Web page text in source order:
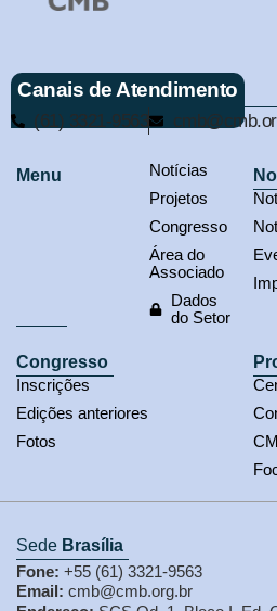
Canais de Atendimento
(61) 3321-9563
Menu
Notícias
Projetos
Congresso
Área do
Associado
Dados
do Setor
Congresso
Inscrições
Edições anteriores
Fotos
Sede Brasília
Fone: +55 (61) 3321-9563
Email: cmb@cmb.org.br